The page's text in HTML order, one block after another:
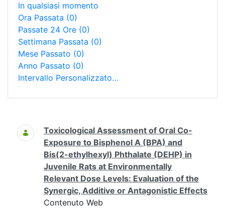
In qualsiasi momento
Ora Passata (0)
Passate 24 Ore (0)
Settimana Passata (0)
Mese Passato (0)
Anno Passato (0)
Intervallo Personalizzato…
Ricerca
Toxicological Assessment of Oral Co-
Exposure to Bisphenol A (BPA) and
Bis(2-ethylhexyl) Phthalate (DEHP) in
Juvenile Rats at Environmentally
Relevant Dose Levels: Evaluation of the
Synergic, Additive or Antagonistic Effects
Contenuto Web